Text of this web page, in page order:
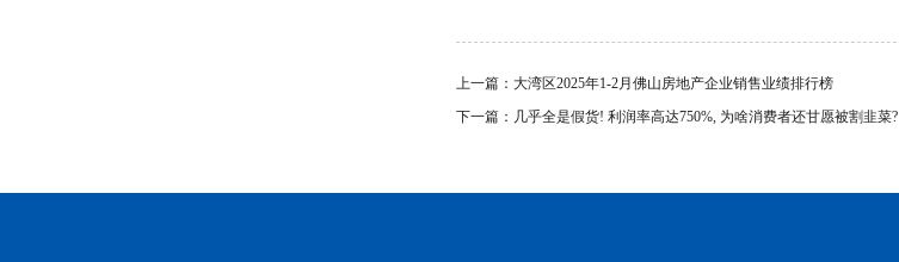
上一篇： 大湾区2025年1-2月佛山房地产企业销售业绩排行榜
下一篇： 几乎全是假货! 利润率高达750%, 为啥消费者还甘愿被割韭菜?